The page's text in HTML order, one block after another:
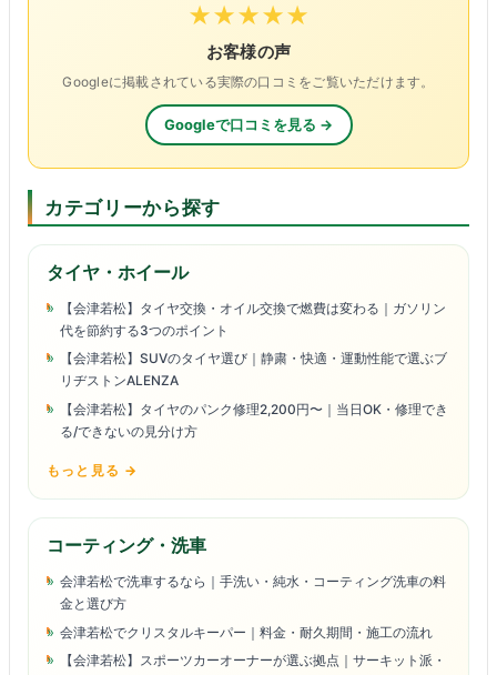
カテゴリーから探す
タイヤ・ホイール
【会津若松】タイヤ交換・オイル交換で燃費は変わる｜ガソリン
代を節約する3つのポイント
【会津若松】SUVのタイヤ選び｜静粛・快適・運動性能で選ぶブ
リヂストンALENZA
【会津若松】タイヤのパンク修理2,200円〜｜当日OK・修理でき
る/できないの見分け方
もっと見る →
コーティング・洗車
会津若松で洗車するなら｜手洗い・純水・コーティング洗車の料
金と選び方
会津若松でクリスタルキーパー｜料金・耐久期間・施工の流れ
【会津若松】スポーツカーオーナーが選ぶ拠点｜サーキット派・
★★★★★
お客様の声
Googleに掲載されている実際の口コミをご覧いただけます。
Googleで口コミを見る →